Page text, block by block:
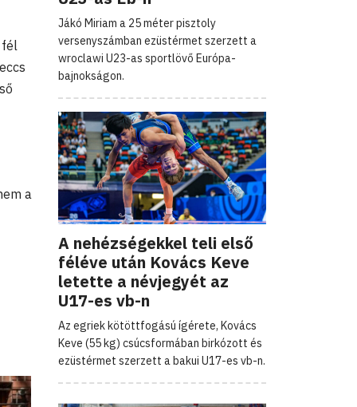
fél
a
Jákó Miriam a 25 méter pisztoly
versenyszámban ezüstérmet szerzett a
wroclawi U23-as sportlövő Európa-
bajnokságon.
A nehézségekkel teli első
féléve után Kovács Keve
letette a névjegyét az
U17-es vb-n
Az egriek kötöttfogású ígérete, Kovács
Keve (55 kg) csúcsformában birkózott és
ezüstérmet szerzett a bakui U17-es vb-n.